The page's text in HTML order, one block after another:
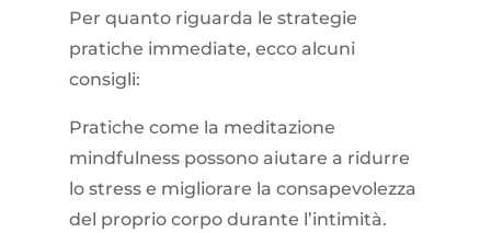
Per quanto riguarda le strategie
pratiche immediate, ecco alcuni
consigli:
Pratiche come la meditazione
mindfulness possono aiutare a ridurre
lo stress e migliorare la consapevolezza
del proprio corpo durante l’intimità.